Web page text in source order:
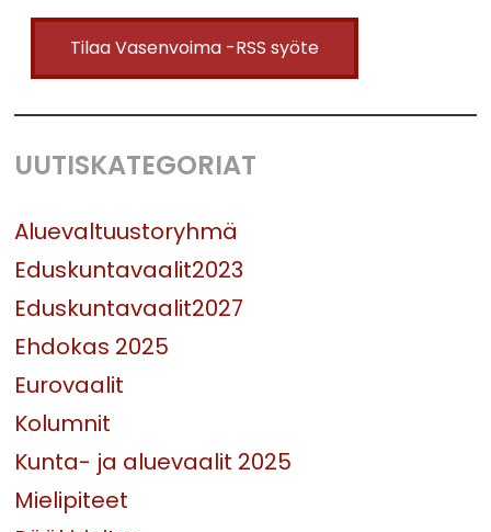
Tilaa Vasenvoima -RSS syöte
UUTISKATEGORIAT
Aluevaltuustoryhmä
Eduskuntavaalit2023
Eduskuntavaalit2027
Ehdokas 2025
Eurovaalit
Kolumnit
Kunta- ja aluevaalit 2025
Mielipiteet